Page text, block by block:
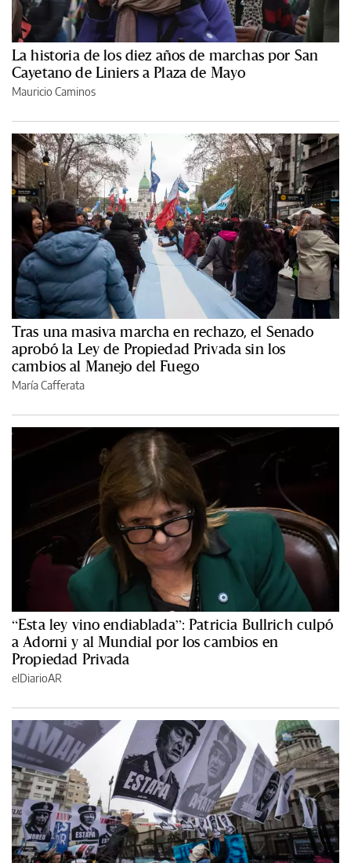
La historia de los diez años de marchas por San
Cayetano de Liniers a Plaza de Mayo
Mauricio Caminos
Tras una masiva marcha en rechazo, el Senado
aprobó la Ley de Propiedad Privada sin los
cambios al Manejo del Fuego
María Cafferata
“Esta ley vino endiablada”: Patricia Bullrich culpó
a Adorni y al Mundial por los cambios en
Propiedad Privada
elDiarioAR